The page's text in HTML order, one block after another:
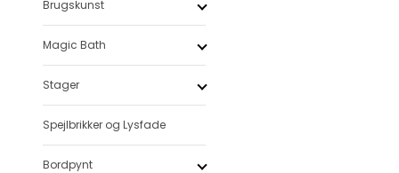
Brugskunst
Magic Bath
Stager
Spejlbrikker og Lysfade
Bordpynt